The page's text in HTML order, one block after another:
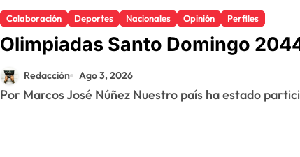
Colaboración Deportes Nacionales Opinión Perfiles
Olimpiadas Santo Domingo
Redacción Ago 3, 2026
Por Marcos José Núñez Nuestro país ha estado